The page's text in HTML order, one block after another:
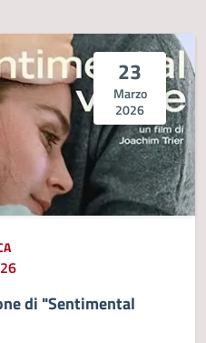
23
Marzo
2026
di "Sentimental